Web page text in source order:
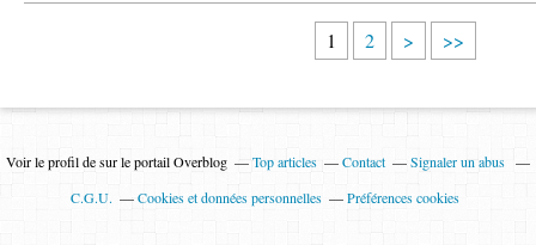
1 2 > >>
Voir le profil desur le portail Overblog Top articles Contact
Signaler un abus
C.G.U.
Cookies et données personnelles Préférences cookies